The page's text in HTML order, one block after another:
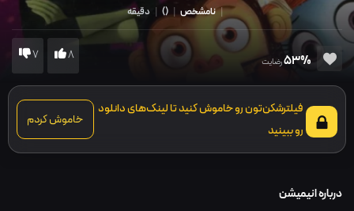
| نامشخص |
()
| دقیقه
53%رضایت 8
7
فیلترشکن‌تون رو خاموش کنید تا لینک‌های دانلود
رو ببینید
خاموش کردم
درباره انیمیشن